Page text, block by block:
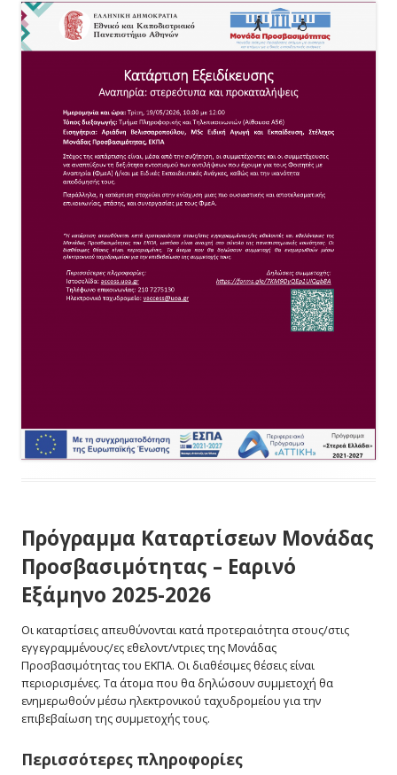
Πρόγραμμα Καταρτίσεων Μονάδας
Προσβασιμότητας – Εαρινό
Εξάμηνο 2025-2026
Οι καταρτίσεις απευθύνονται κατά προτεραιότητα στους/στις
εγγεγραμμένους/ες εθελοντ/ντριες της Μονάδας
Προσβασιμότητας του ΕΚΠΑ. Οι διαθέσιμες θέσεις είναι
περιορισμένες. Τα άτομα που θα δηλώσουν συμμετοχή θα
ενημερωθούν μέσω ηλεκτρονικού ταχυδρομείου για την
επιβεβαίωση της συμμετοχής τους.
Περισσότερες πληροφορίες